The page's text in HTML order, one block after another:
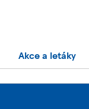
Akce a letáky